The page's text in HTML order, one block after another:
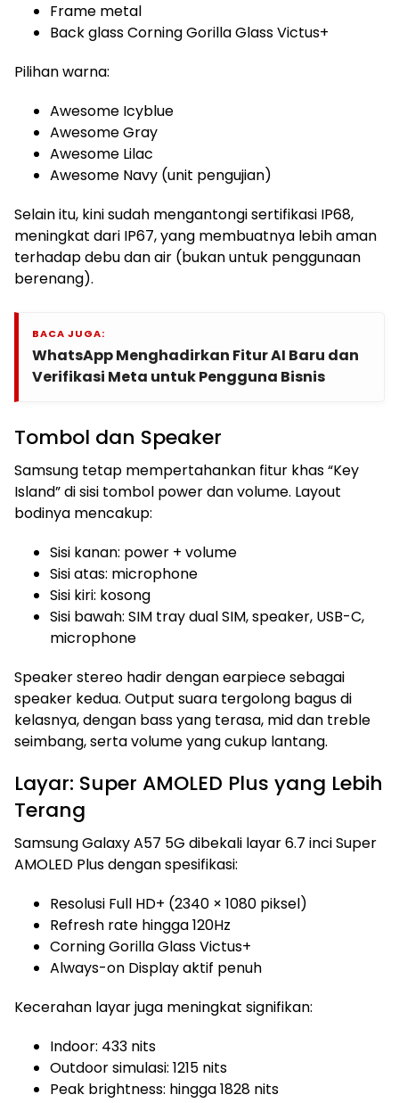
Frame metal
Back glass Corning Gorilla Glass Victus+
Pilihan warna:
Awesome Icyblue
Awesome Gray
Awesome Lilac
Awesome Navy (unit pengujian)
Selain itu, kini sudah mengantongi sertifikasi IP68,
meningkat dari IP67, yang membuatnya lebih aman
terhadap debu dan air (bukan untuk penggunaan
berenang).
BACA JUGA:
WhatsApp Menghadirkan Fitur AI Baru dan
Verifikasi Meta untuk Pengguna Bisnis
Tombol dan Speaker
Samsung tetap mempertahankan fitur khas “Key
Island” di sisi tombol power dan volume. Layout
bodinya mencakup:
Sisi kanan: power + volume
Sisi atas: microphone
Sisi kiri: kosong
Sisi bawah: SIM tray dual SIM, speaker, USB-C,
microphone
Speaker stereo hadir dengan earpiece sebagai
speaker kedua. Output suara tergolong bagus di
kelasnya, dengan bass yang terasa, mid dan treble
seimbang, serta volume yang cukup lantang.
Layar: Super AMOLED Plus yang Lebih
Terang
Samsung Galaxy A57 5G dibekali layar 6.7 inci Super
AMOLED Plus dengan spesifikasi:
Resolusi Full HD+ (2340 × 1080 piksel)
Refresh rate hingga 120Hz
Corning Gorilla Glass Victus+
Always-on Display aktif penuh
Kecerahan layar juga meningkat signifikan:
Indoor: 433 nits
Outdoor simulasi: 1215 nits
Peak brightness: hingga 1828 nits